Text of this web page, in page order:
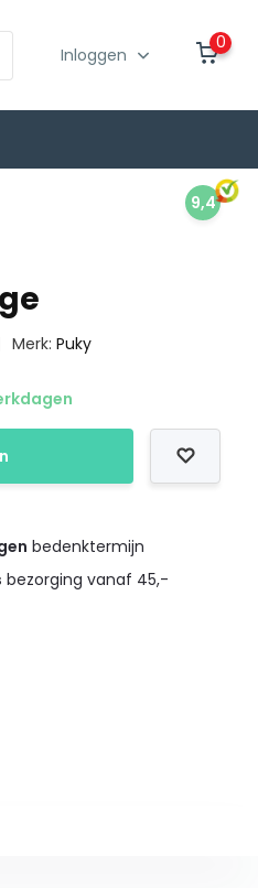
Inloggen
0
9,4
Merk:Puky
bedenktermijn
bezorging vanaf 45,-